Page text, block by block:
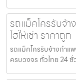
รถแม็คโครรับจ้า
โฮให้เช่า ราคาถูก
รถแม็คโครรับจ้างกำแ
ครบวงจร ทั่วไทย 24